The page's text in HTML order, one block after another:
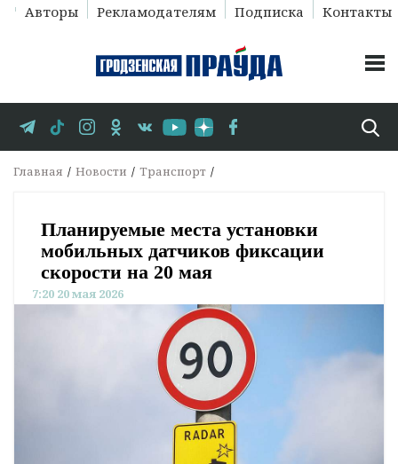
Авторы Рекламодателям Подписка Контакты
Главная Новости Транспорт
Планируемые места установки
мобильных датчиков фиксации
скорости на 20 мая
7:20 20 мая 2026